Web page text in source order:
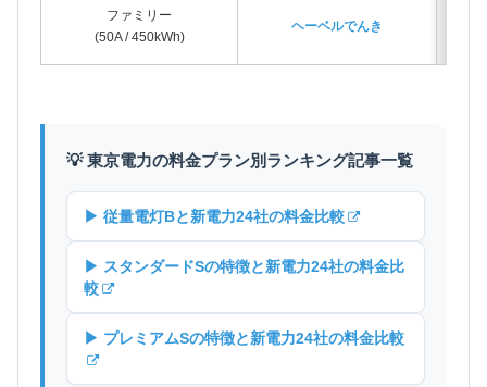
ファミリー
(50A / 450kWh)
ヘーベルでんき
💡 東京電力の料金プラン別ランキング記事一覧
▶ 従量電灯Bと新電力24社の料金比較
▶ スタンダードSの特徴と新電力24社の料金比
較
▶ プレミアムSの特徴と新電力24社の料金比較